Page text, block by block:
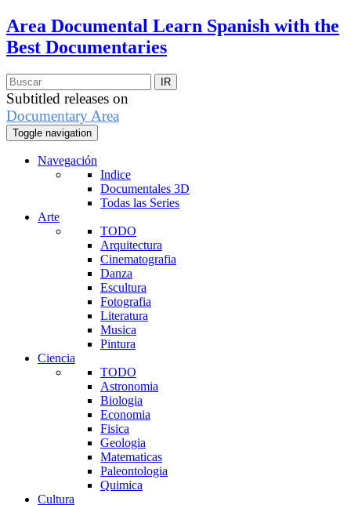
Area Documental Learn Spanish with the
Best Documentaries
Subtitled releases on
Documentary Area
Toggle navigation
Navegación
Indice
Documentales 3D
Todas las Series
Arte
TODO
Arquitectura
Cinematografia
Danza
Escultura
Fotografia
Literatura
Musica
Pintura
Ciencia
TODO
Astronomia
Biologia
Economia
Fisica
Geologia
Matematicas
Paleontologia
Quimica
Cultura